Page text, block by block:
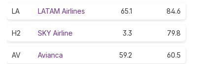
LA LATAM Airlines 65.1 84.6
H2 SKY Airline 3.3 79.8
AV Avianca 59.2 60.5